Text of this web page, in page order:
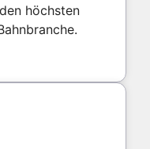
höchsten